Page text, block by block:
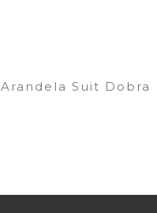
Arandela Suit Dobra